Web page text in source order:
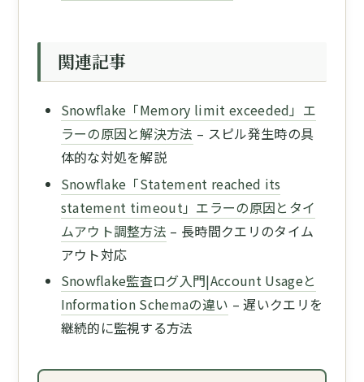
関連記事
Snowflake「Memory limit exceeded」エ
ラーの原因と解決方法 – スピル発生時の具
体的な対処を解説
Snowflake「Statement reached its
statement timeout」エラーの原因とタイ
ムアウト調整方法 – 長時間クエリのタイム
アウト対応
Snowflake監査ログ入門|Account Usageと
Information Schemaの違い – 遅いクエリを
継続的に監視する方法